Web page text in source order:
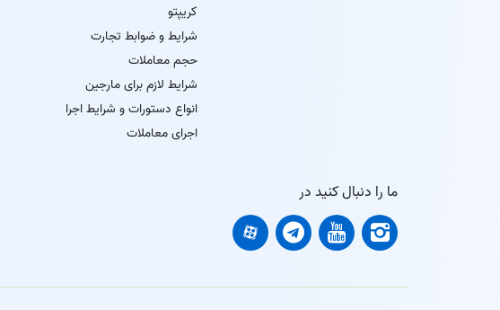
Binance Smart Chain (BEP20)
کریپتو
شرایط و ضوابط تجارت
حجم معاملات
شرایط لازم برای مارجین
انواع دستورات و شرایط اجرا
اجرای معاملات
ما را دنبال کنید در